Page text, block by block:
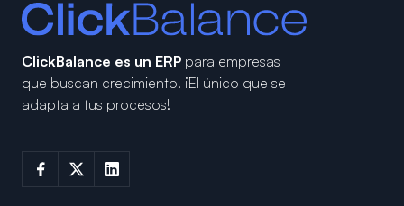
ClickBalance es un ERP para empresas
que buscan crecimiento. ¡El único que se
adapta a tus procesos!